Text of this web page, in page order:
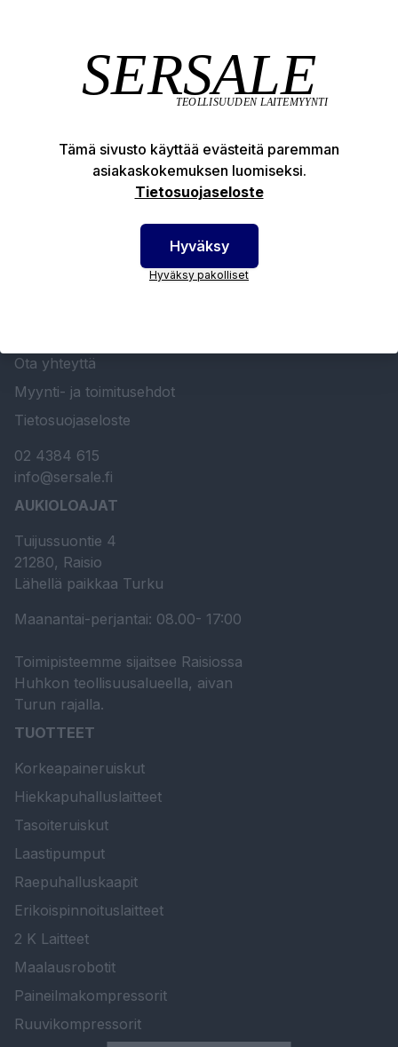
Tekniset edut
SERSALE OY MAALAUSLAITTEIDEN ERIKOISLIIKE
Ota yhteyttä
Myynti- ja toimitusehdot
Tietosuojaseloste
02 4384 615
info@sersale.fi
AUKIOLOAJAT
Tuijussuontie 4
21280, Raisio
Lähellä paikkaa Turku
Maanantai-perjantai: 08.00- 17:00
Toimipisteemme sijaitsee Raisiossa
Huhkon teollisuusalueella, aivan
Turun rajalla.
TUOTTEET
Korkeapaineruiskut
Hiekkapuhalluslaitteet
Tasoiteruiskut
Laastipumput
Raepuhalluskaapit
Erikoispinnoituslaitteet
2 K Laitteet
Maalausrobotit
Paineilmakompressorit
Ruuvikompressorit
Tämä sivusto käyttää evästeitä paremman
asiakaskokemuksen luomiseksi.
Tietosuojaseloste
Hyväksy
Hyväksy pakolliset